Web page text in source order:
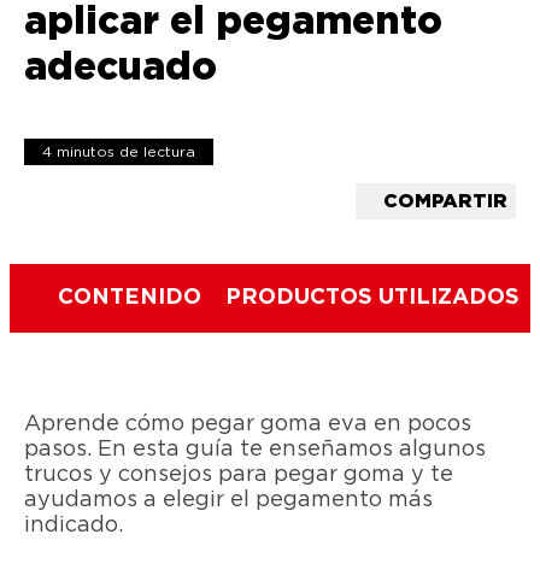
aplicar el pegamento
adecuado
4 minutos de lectura
COMPARTIR
CONTENIDO PRODUCTOS UTILIZADOS
Aprende cómo pegar goma eva en pocos
pasos. En esta guía te enseñamos algunos
trucos y consejos para pegar goma y te
ayudamos a elegir el pegamento más
indicado.